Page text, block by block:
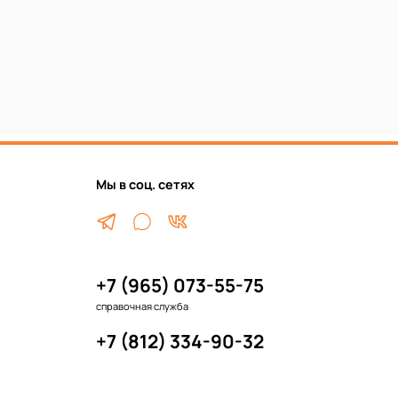
Мы в соц. сетях
+7 (965) 073-55-75
справочная служба
+7 (812) 334-90-32